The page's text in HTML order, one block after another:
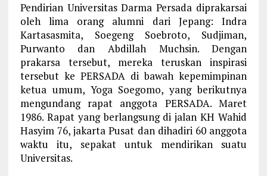
Pendirian Universitas Darma Persada diprakarsai
oleh lima orang alumni dari Jepang: Indra
Kartasasmita, Soegeng Soebroto, Sudjiman,
Purwanto dan Abdillah Muchsin. Dengan
prakarsa tersebut, mereka teruskan inspirasi
tersebut ke PERSADA di bawah kepemimpinan
ketua umum, Yoga Soegomo, yang berikutnya
mengundang rapat anggota PERSADA. Maret
1986. Rapat yang berlangsung di jalan KH Wahid
Hasyim 76, jakarta Pusat dan dihadiri 60 anggota
waktu itu, sepakat untuk mendirikan suatu
Universitas.